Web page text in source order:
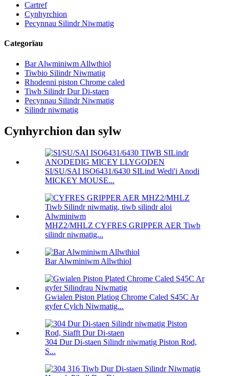
Cartref
Cynhyrchion
Pecynnau Silindr Niwmatig
Categorïau
Bar Alwminiwm Allwthiol
Tiwbio Silindr Niwmatig
Rhodenni piston Chrome caled
Tiwb Silindr Dur Di-staen
Pecynnau Silindr Niwmatig
Silindr niwmatig
Cynhyrchion dan sylw
SI/SU/SAI ISO6431/6430 SILind Wedi'i Anodi
MICKEY MOUSE...
MHZ2/MHLZ CYFRES GRIPPER AER Tiwb
silindr niwmatig...
Bar Alwminiwm Allwthiol
Gwialen Piston Platiog Chrome Caled S45C Ar
gyfer Cylch Niwmatig...
304 Dur Di-staen Silindr niwmatig Piston Rod,
S...